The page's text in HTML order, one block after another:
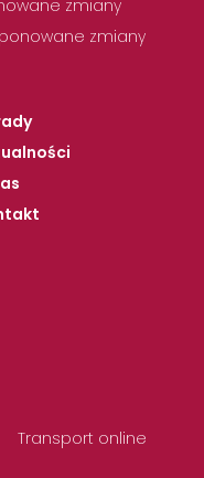
zmiany
zmiany
Transport online